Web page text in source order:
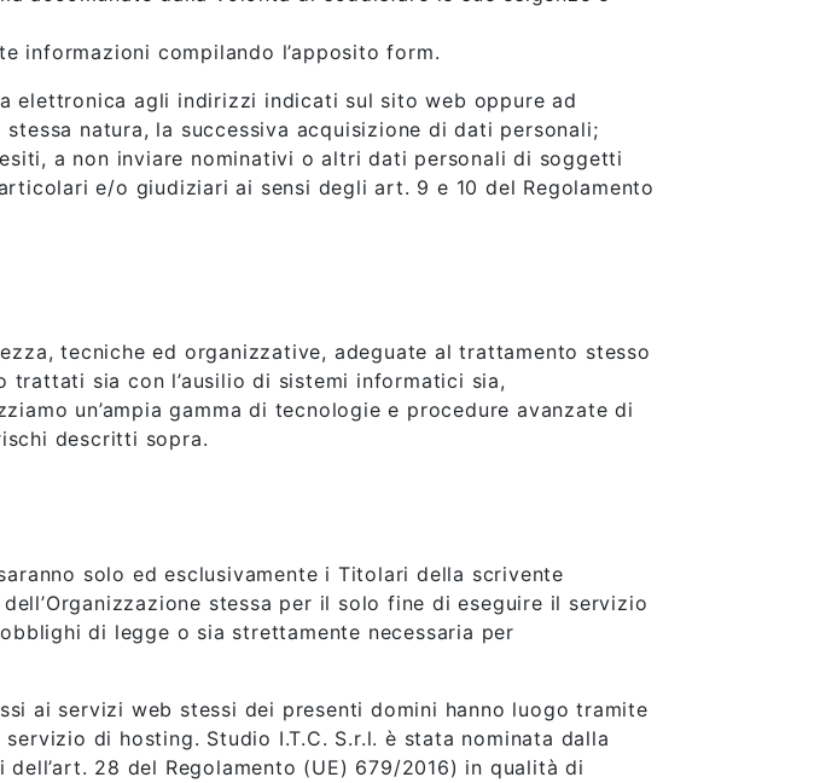
informazioni compilando l’apposito form.
elettronica agli indirizzi indicati sul sito web oppure ad
natura, la successiva acquisizione di dati personali;
a non inviare nominativi o altri dati personali di soggetti
e/o giudiziari ai sensi degli art. 9 e 10 del Regolamento
tecniche ed organizzative, adeguate al trattamento stesso
sia con l’ausilio di sistemi informatici sia,
un’ampia gamma di tecnologie e procedure avanzate di
descritti sopra.
solo ed esclusivamente i Titolari della scrivente
stessa per il solo fine di eseguire il servizio
di legge o sia strettamente necessaria per
ai servizi web stessi dei presenti domini hanno luogo tramite
di hosting. Studio I.T.C. S.r.l. è stata nominata dalla
28 del Regolamento (UE) 679/2016) in qualità di